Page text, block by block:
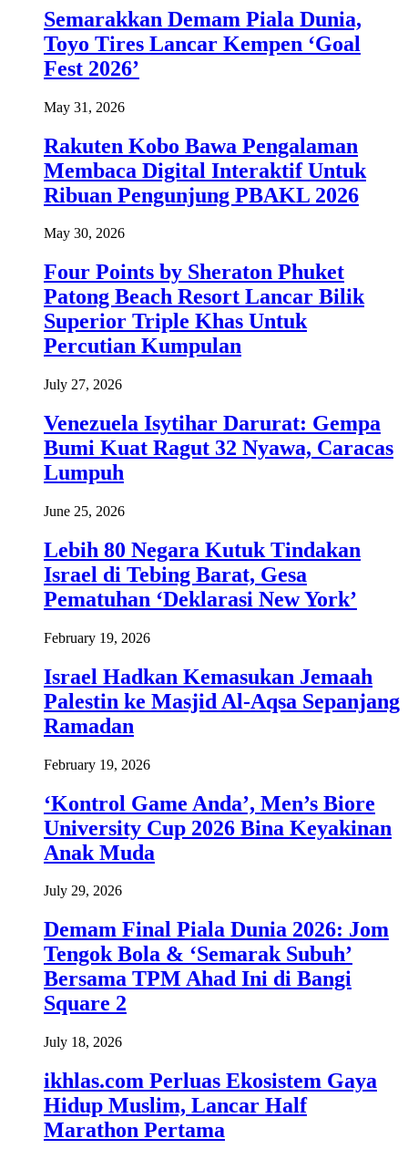
Semarakkan Demam Piala Dunia,
Toyo Tires Lancar Kempen ‘Goal
Fest 2026’
May 31, 2026
Rakuten Kobo Bawa Pengalaman
Membaca Digital Interaktif Untuk
Ribuan Pengunjung PBAKL 2026
May 30, 2026
Four Points by Sheraton Phuket
Patong Beach Resort Lancar Bilik
Superior Triple Khas Untuk
Percutian Kumpulan
July 27, 2026
Venezuela Isytihar Darurat: Gempa
Bumi Kuat Ragut 32 Nyawa, Caracas
Lumpuh
June 25, 2026
Lebih 80 Negara Kutuk Tindakan
Israel di Tebing Barat, Gesa
Pematuhan ‘Deklarasi New York’
February 19, 2026
Israel Hadkan Kemasukan Jemaah
Palestin ke Masjid Al-Aqsa Sepanjang
Ramadan
February 19, 2026
‘Kontrol Game Anda’, Men’s Biore
University Cup 2026 Bina Keyakinan
Anak Muda
July 29, 2026
Demam Final Piala Dunia 2026: Jom
Tengok Bola & ‘Semarak Subuh’
Bersama TPM Ahad Ini di Bangi
Square 2
July 18, 2026
ikhlas.com Perluas Ekosistem Gaya
Hidup Muslim, Lancar Half
Marathon Pertama